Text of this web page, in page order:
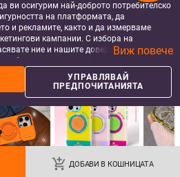
add_shopping_cart ДОБАВИ В КОШНИЦАТА
Удароустойчив калъф с поставка
и слот за карта за iPhone 11–14
Pro Max, изкуствена кожа,
релефна украса
11.86 €/23.20 лв
ви осигурим най-доброто потребителско
на платформата, да
и рекламите, както и да измерваме
кампании. С избора на
ние и нашите доверени партньори
технологии на вашето устройство
Можете по всяко време да управлявате
„Управлявай предпочитанията“.
нашата
Виж повече
УПРАВЛЯВАЙ
ПРЕДПОЧИТАНИЯТА